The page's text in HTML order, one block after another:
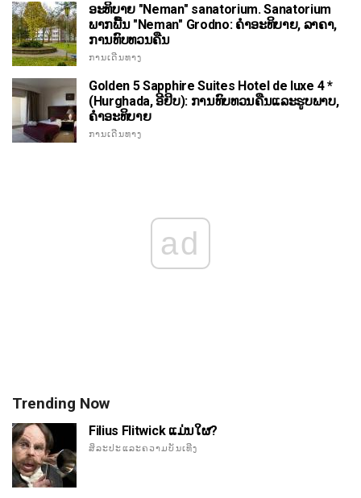
ອະທິບາຍ "Neman" sanatorium. Sanatorium
ພາກພື້ນ "Neman" Grodno: ຄໍາອະທິບາຍ, ລາຄາ,
ການທົບທວນຄືນ
ການເດີນທາງ
Golden 5 Sapphire Suites Hotel de luxe 4 *
(Hurghada, ອີຢິບ): ການທົບທວນຄືນແລະຮູບພາບ,
ຄໍາອະທິບາຍ
ການເດີນທາງ
ad
Trending Now
Filius Flitwick ແມ່ນໃຜ?
ສິລະປະແລະຄວາມບັນເທີງ